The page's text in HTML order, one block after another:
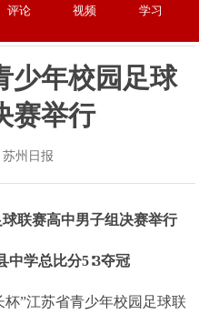
评论 视频
学习
少年校园足球
赛举行
州日报
联赛高中男子组决赛举行
中学总比分5∶3夺冠
”江苏省青少年校园足球联